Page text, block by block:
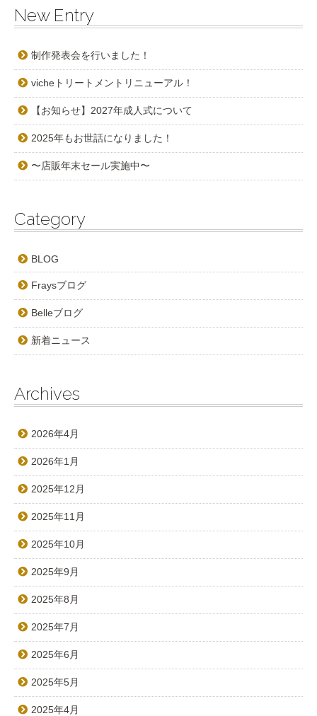
New Entry
制作発表会を行いました！
vicheトリートメントリニューアル！
【お知らせ】2027年成人式について
2025年もお世話になりました！
〜店販年末セール実施中〜
Category
BLOG
Fraysブログ
Belleブログ
新着ニュース
Archives
2026年4月
2026年1月
2025年12月
2025年11月
2025年10月
2025年9月
2025年8月
2025年7月
2025年6月
2025年5月
2025年4月